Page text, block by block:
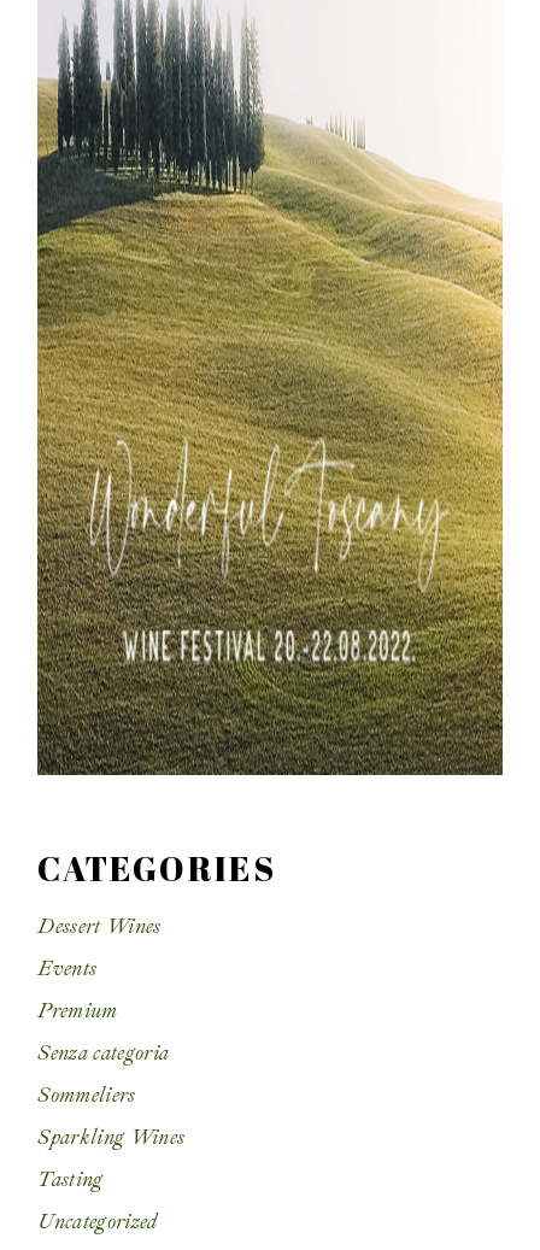
CATEGORIES
Dessert Wines
Events
Premium
Senza categoria
Sommeliers
Sparkling Wines
Tasting
Uncategorized